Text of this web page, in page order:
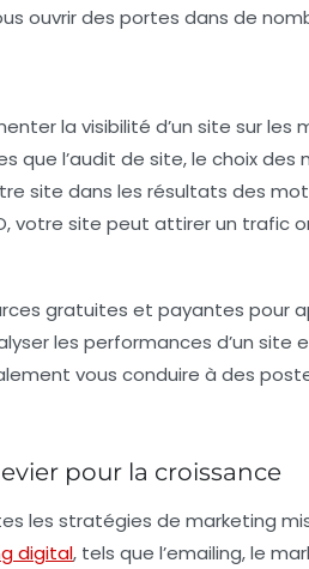
ouvrir des portes dans de
la visibilité d’un site sur les
que l’audit de site, le choix
site dans les résultats des
votre site peut attirer un trafic
gratuites et payantes pour
les performances d’un
vous conduire à des
pour la croissance
les stratégies de marketing
digital, tels que l’emailing, le